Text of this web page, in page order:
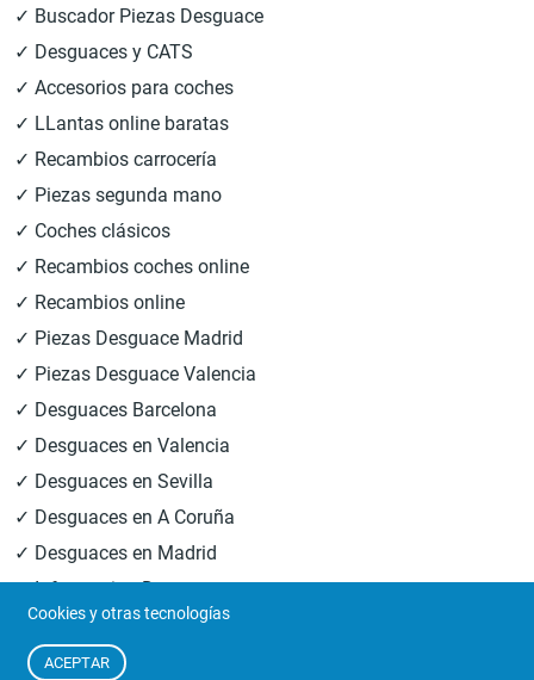
✓ Buscador Piezas Desguace
✓ Desguaces y CATS
✓ Accesorios para coches
✓ LLantas online baratas
✓ Recambios carrocería
✓ Piezas segunda mano
✓ Coches clásicos
✓ Recambios coches online
✓ Recambios online
✓ Piezas Desguace Madrid
✓ Piezas Desguace Valencia
✓ Desguaces Barcelona
✓ Desguaces en Valencia
✓ Desguaces en Sevilla
✓ Desguaces en A Coruña
✓ Desguaces en Madrid
✓ Informacion Desguaces
© 2026Central Desguaces Europiezas
Cookies y otras tecnologías
ACEPTAR